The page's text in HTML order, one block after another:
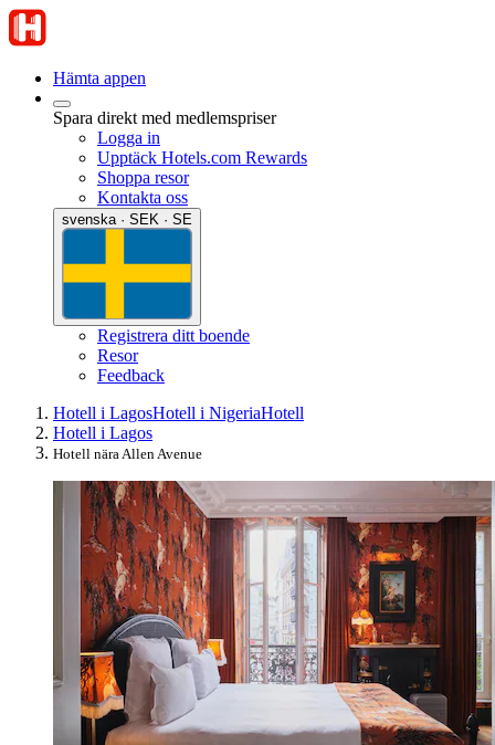
Hämta appen
Spara direkt med medlemspriser
Logga in
Upptäck Hotels.com Rewards
Shoppa resor
Kontakta oss
svenska · SEK · SE
Registrera ditt boende
Resor
Feedback
Hotell i LagosHotell i NigeriaHotell
Hotell i Lagos
Hotell nära Allen Avenue